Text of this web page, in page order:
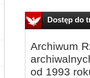
Dostęp do
Archiwum
od 1993